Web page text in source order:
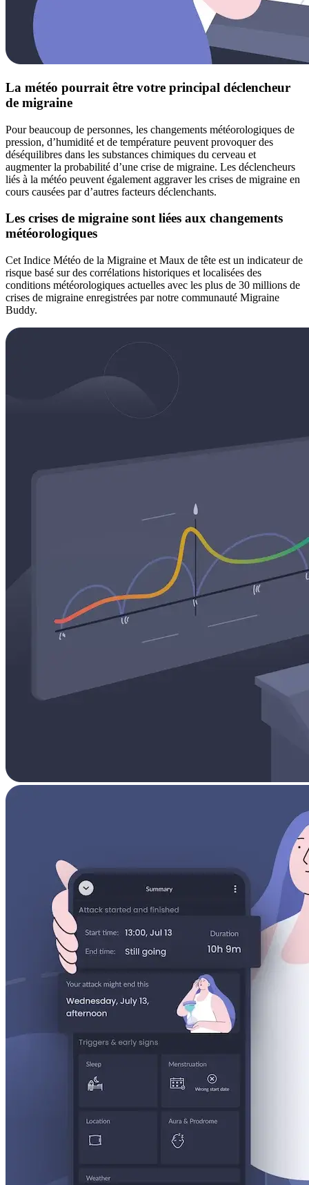
La météo pourrait être votre principal déclencheur
de migraine
Pour beaucoup de personnes, les changements météorologiques de
pression, d’humidité et de température peuvent provoquer des
déséquilibres dans les substances chimiques du cerveau et
augmenter la probabilité d’une crise de migraine. Les déclencheurs
liés à la météo peuvent également aggraver les crises de migraine en
cours causées par d’autres facteurs déclenchants.
Les crises de migraine sont liées aux changements
météorologiques
Cet Indice Météo de la Migraine et Maux de tête est un indicateur de
risque basé sur des corrélations historiques et localisées des
conditions météorologiques actuelles avec les plus de 30 millions de
crises de migraine enregistrées par notre communauté Migraine
Buddy.